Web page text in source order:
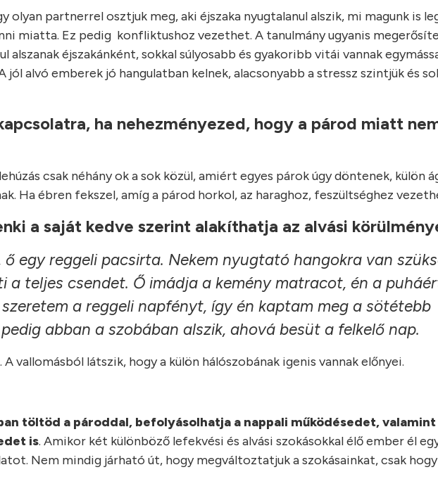
olyan partnerrel osztjuk meg, aki éjszaka nyugtalanul alszik, mi magunk is
miatta. Ez pedig konfliktushoz vezethet. A tanulmány ugyanis
alszanak éjszakánként, sokkal súlyosabb és gyakoribb vitái vannak
jól alvó emberek jó hangulatban kelnek, alacsonyabb a stressz szintjük és
ha nehezményezed, hogy a párod miatt
csak néhány ok a sok közül, amiért egyes párok úgy döntenek, külön
Ha ébren fekszel, amíg a párod horkol, az haraghoz, feszültséghez
a saját kedve szerint alakíthatja az alvási
egy reggeli pacsirta. Nekem nyugtató hangokra van
a teljes csendet. Ő imádja a kemény matracot, én a
a reggeli napfényt, így én kaptam meg a sötétebb
abban a szobában alszik, ahová besüt a felkelő nap.
. A vallomásból látszik, hogy a külön hálószobának igenis vannak előnyei.
töltöd a pároddal, befolyásolhatja a nappali működésedet, valamint
is. Amikor két különböző lefekvési és alvási szokásokkal élő ember él
Nem mindig járható út, hogy megváltoztatjuk a szokásainkat, csak hogy